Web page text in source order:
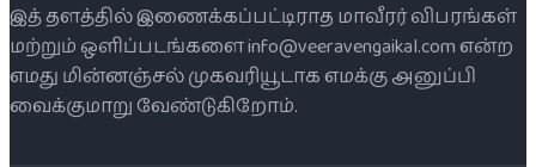
இத் தளத்தில் இணைக்கப்பட்டிராத மாவீரர் விபரங்கள்
மற்றும் ஒளிப்படங்களை info@veeravengaikal.com என்ற
எமது மின்னஞ்சல் முகவரியூடாக எமக்கு அனுப்பி
வைக்குமாறு வேண்டுகிறோம்.